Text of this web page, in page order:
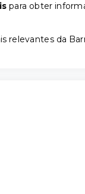
para obter
da